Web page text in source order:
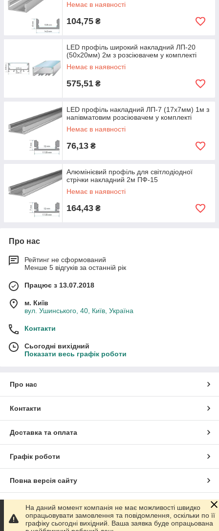
Немає в наявності
104,75 ₴
LED профіль широкий накладний ЛП-20
(50х20мм) 2м з розсіювачем у комплекті
Немає в наявності
575,51 ₴
LED профіль накладний ЛП-7 (17х7мм) 1м з
напівматовим розсіювачем у комплекті
Немає в наявності
76,13 ₴
Алюмінієвий профіль для світлодіодної
стрічки накладний 2м ПФ-15
Немає в наявності
164,43 ₴
Про нас
Рейтинг не сформований
Менше 5 відгуків за останній рік
Працює з 13.07.2018
м. Київ
вул. Ушинського, 40, Київ, Україна
Контакти
Сьогодні вихідний
Показати весь графік роботи
Про нас
Контакти
Доставка та оплата
Графік роботи
Повна версія сайту
Сайт створено на маркетплейсі
Політика конфіденційності
На даний момент компанія не має можливості швидко
опрацьовувати замовлення та повідомлення, оскільки по її
графіку сьогодні вихідний. Ваша заявка буде опрацьована